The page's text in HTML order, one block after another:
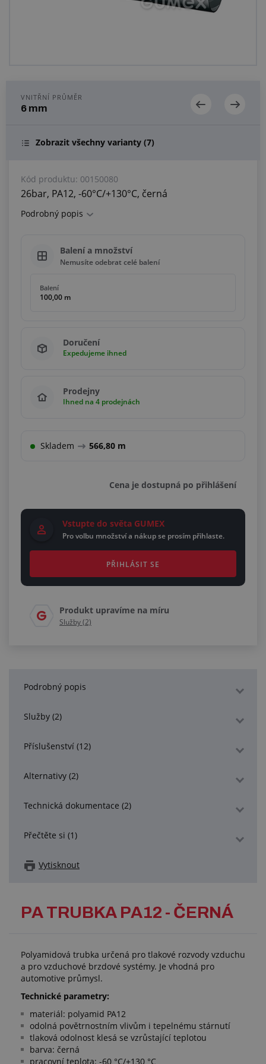
VNITŘNÍ PRŮMĚR
6 mm
Zobrazit všechny varianty (7)
Kód produktu: 00150080
26bar, PA12, -60°C/+130°C, černá
Podrobný popis
Balení a množství
Nemusíte odebrat celé balení
Balení
100,00 m
Doručení
Expedujeme ihned
Prodejny
Ihned na 4 prodejnách
Skladem 566,80 m
Cena je dostupná po přihlášení
Vstupte do světa GUMEX
Pro volbu množství a nákup se prosím přihlaste.
PŘIHLÁSIT SE
Produkt upravíme na míru
Služby (2)
Podrobný popis
Služby (2)
Příslušenství (12)
Alternativy (2)
Technická dokumentace (2)
Přečtěte si (1)
Vytisknout
PA TRUBKA PA12 - ČERNÁ
Polyamidová trubka určená pro tlakové rozvody vzduchu
a pro vzduchové brzdové systémy. Je vhodná pro
automotive průmysl.
Technické parametry:
materiál: polyamid PA12
odolná povětrnostním vlivům i tepelnému stárnutí
tlaková odolnost klesá se vzrůstající teplotou
barva: černá
pracovní teplota: -60 °C/+130 °C